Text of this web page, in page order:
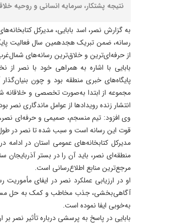
نتیجه‌ پشتکار، سرمایه انسانی و روحیه
به گزارش نصر، اسد بابایی، مدیرکل
رسانه، ضمن تبریک هجدهمین سال فعالیت
از حرفه‌ای‌ترین و خلاق‌ترین رسانه‌های
بابایی با اشاره به همراهی خود با نصر
پایگاه‌های خبری منطقه بود و چون
مجموعه از ابتدا به‌صورت تخصصی و خلاقانه
انتشار زنده رویدادها از عوامل ماندگاری نصر
وی افزود: تیم منسجم، صمیمی و حرفه‌ای نصر،
قوت این رسانه است و سبب شده تا نصر در
مدیرکل کتابخانه‌های عمومی استان در
منطقه‌ای نصر، باید آن را در بستر آذربایجان
مرجع‌ترین منابع اطلاع‌رسانی است.
او در ارزیابی عملکرد نصر در ایفای
آگاهی‌بخشی، جذب مخاطب و کمک به حل
به‌خوبی ایفا نموده است.
بابایی در پاسخ به پرسشی درباره تأثیر نصر